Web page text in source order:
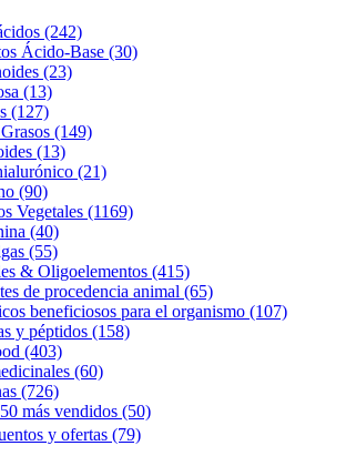
(242)
Ácido-Base (30)
(23)
(13)
(127)
(149)
(13)
(21)
(90)
Vegetales (1169)
(40)
(55)
& Oligoelementos (415)
de procedencia animal (65)
beneficiosos para el organismo (107)
y péptidos (158)
(403)
(60)
(726)
más vendidos (50)
y ofertas (79)